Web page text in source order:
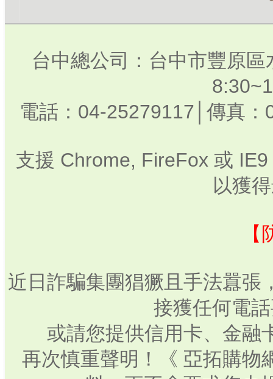
台中總公司：台中市豐原
電話：04-25279117│傳真
支援 Chrome, FireFox 或
以獲
近日詐騙集團猖獗且手法囂張
接獲任何電
或請您提供信用卡、金融
再次慎重聲明！《 亞拓購物